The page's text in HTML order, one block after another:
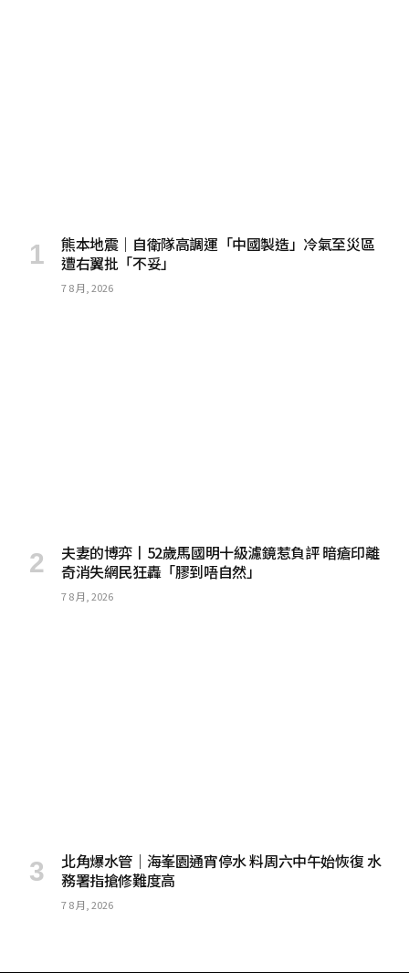
熊本地震｜自衛隊高調運「中國製造」冷氣至災區
遭右翼批「不妥」
7 8 月, 2026
夫妻的博弈丨52歲馬國明十級濾鏡惹負評 暗瘡印離
奇消失網民狂轟「膠到唔自然」
7 8 月, 2026
北角爆水管｜海峯園通宵停水 料周六中午始恢復 水
務署指搶修難度高
7 8 月, 2026